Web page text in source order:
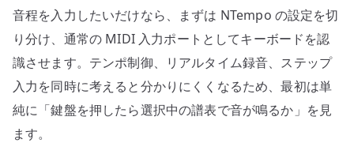
音程を入力したいだけなら、まずは NTempo の設定を切
り分け、通常の MIDI 入力ポートとしてキーボードを認
識させます。テンポ制御、リアルタイム録音、ステップ
入力を同時に考えると分かりにくくなるため、最初は単
純に「鍵盤を押したら選択中の譜表で音が鳴るか」を見
ます。